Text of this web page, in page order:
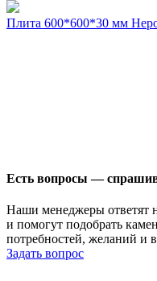
Плита 600*600*30 мм
Есть вопросы —
Наши менеджеры ответят
и помогут подобрать
потребностей, желаний и
Задать вопрос